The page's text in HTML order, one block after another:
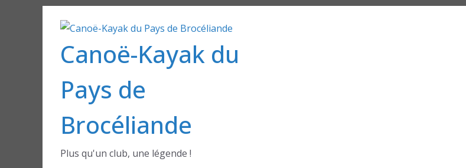
contenuCanoë-Kayak du
Pays de
Brocéliande
Plus qu'un club, une légende !